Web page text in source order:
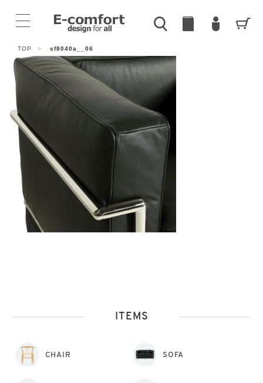
TOP > sf8040a__06
ITEMS
CHAIR SOFA